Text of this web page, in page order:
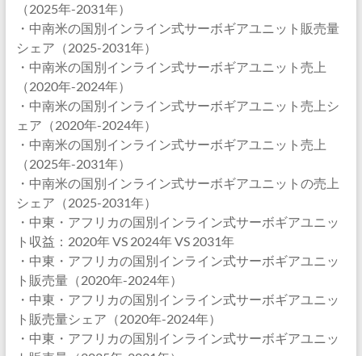
（2025年-2031年）
・中南米の国別インライン式サーボギアユニット販売量
シェア（2025-2031年）
・中南米の国別インライン式サーボギアユニット売上
（2020年-2024年）
・中南米の国別インライン式サーボギアユニット売上シ
ェア（2020年-2024年）
・中南米の国別インライン式サーボギアユニット売上
（2025年-2031年）
・中南米の国別インライン式サーボギアユニットの売上
シェア（2025-2031年）
・中東・アフリカの国別インライン式サーボギアユニッ
ト収益：2020年 VS 2024年 VS 2031年
・中東・アフリカの国別インライン式サーボギアユニッ
ト販売量（2020年-2024年）
・中東・アフリカの国別インライン式サーボギアユニッ
ト販売量シェア（2020年-2024年）
・中東・アフリカの国別インライン式サーボギアユニッ